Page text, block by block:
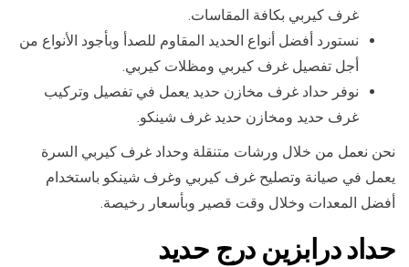
غرف كيربي بكافة المقاسات.
نستورد أفضل أنواع الحديد المقاوم للصدأ وبأجود الأنواع من
أجل تفصيل غرف كيربي ومظلات كيربي.
نوفر حداد غرف مخازن حديد يعمل في تفصيل وتركيب
غرف حديد ومخازن حديد غرف شينكو.
نحن نعمل من خلال ورشات متنقلة وحداد غرف كيربي السرة
يعمل في صيانة وتصليح غرف كيربي وغرف شينكو باستخدام
أفضل المعدات وخلال وقت قصير وبأسعار رخيصة.
حداد درابزين درج حديد